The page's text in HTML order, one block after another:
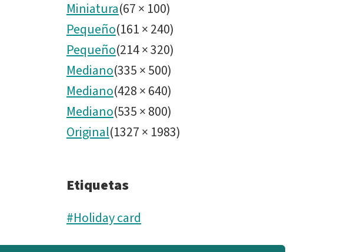
Miniatura(67× 100)
Pequeño(161×240)
Pequeño(214×320)
Mediano(335×500)
Mediano(428×640)
Mediano(535×800)
Original(1327× 1983)
Etiquetas
#Holiday card